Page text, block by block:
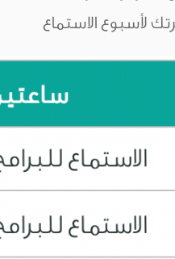
لأسبوع الاستماع